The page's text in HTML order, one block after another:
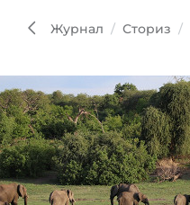
Журнал Сториз